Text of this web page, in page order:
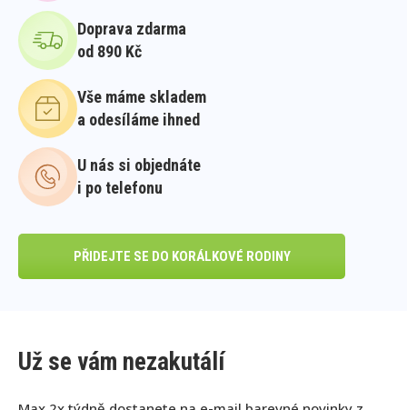
Doprava zdarma
od 890 Kč
Vše máme skladem
a odesíláme ihned
U nás si objednáte
i po telefonu
PŘIDEJTE SE DO KORÁLKOVÉ RODINY
Už se vám nezakutálí